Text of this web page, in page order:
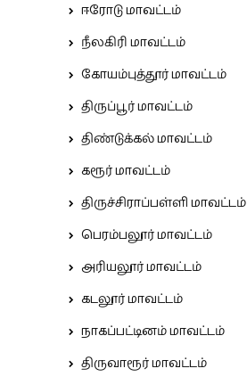
ஈரோடு மாவட்டம்
நீலகிரி மாவட்டம்
கோயம்புத்தூர் மாவட்டம்
திருப்பூர் மாவட்டம்
திண்டுக்கல் மாவட்டம்
கரூர் மாவட்டம்
திருச்சிராப்பள்ளி மாவட்டம்
பெரம்பலூர் மாவட்டம்
அரியலூர் மாவட்டம்
கடலூர் மாவட்டம்
நாகப்பட்டினம் மாவட்டம்
திருவாரூர் மாவட்டம்